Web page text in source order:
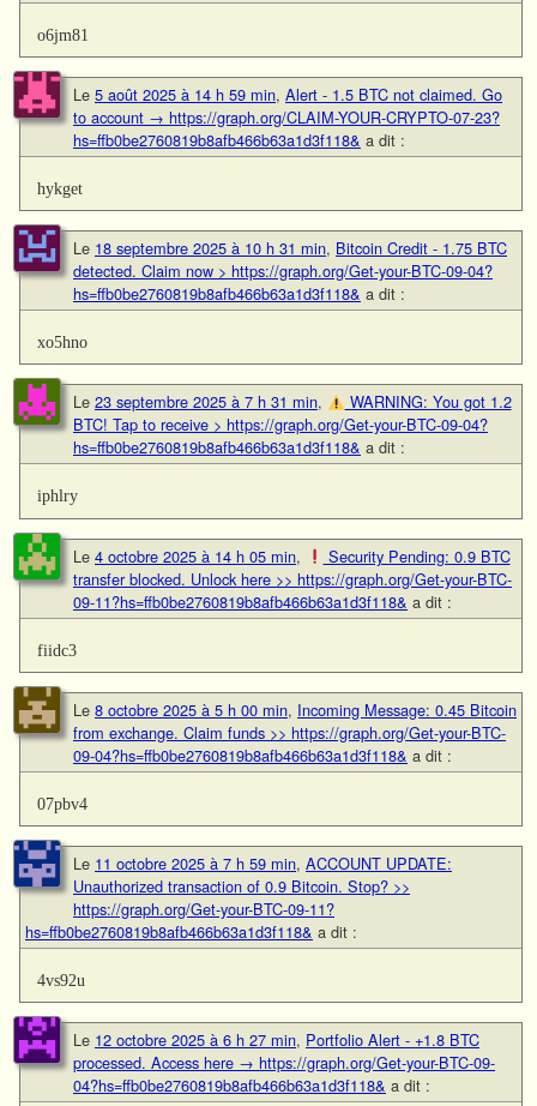
o6jm81
Le 5 août 2025 à 14 h 59 min, Alert - 1.5 BTC not claimed. Go
to account → https://graph.org/CLAIM-YOUR-CRYPTO-07-23?
hs=ffb0be2760819b8afb466b63a1d3f118& a dit :
hykget
Le 18 septembre 2025 à 10 h 31 min, Bitcoin Credit - 1.75 BTC
detected. Claim now > https://graph.org/Get-your-BTC-09-04?
hs=ffb0be2760819b8afb466b63a1d3f118& a dit :
xo5hno
Le 23 septembre 2025 à 7 h 31 min,
WARNING: You got 1.2
BTC! Tap to receive > https://graph.org/Get-your-BTC-09-04?
hs=ffb0be2760819b8afb466b63a1d3f118& a dit :
iphlry
Le 4 octobre 2025 à 14 h 05 min,
Security Pending: 0.9 BTC
transfer blocked. Unlock here >> https://graph.org/Get-your-BTC-
09-11?hs=ffb0be2760819b8afb466b63a1d3f118& a dit :
fiidc3
Le 8 octobre 2025 à 5 h 00 min, Incoming Message: 0.45 Bitcoin
from exchange. Claim funds >> https://graph.org/Get-your-BTC-
09-04?hs=ffb0be2760819b8afb466b63a1d3f118& a dit :
07pbv4
Le 11 octobre 2025 à 7 h 59 min, ACCOUNT UPDATE:
Unauthorized transaction of 0.9 Bitcoin. Stop? >>
https://graph.org/Get-your-BTC-09-11?
hs=ffb0be2760819b8afb466b63a1d3f118& a dit :
4vs92u
Le 12 octobre 2025 à 6 h 27 min, Portfolio Alert - +1.8 BTC
processed. Access here → https://graph.org/Get-your-BTC-09-
04?hs=ffb0be2760819b8afb466b63a1d3f118& a dit :